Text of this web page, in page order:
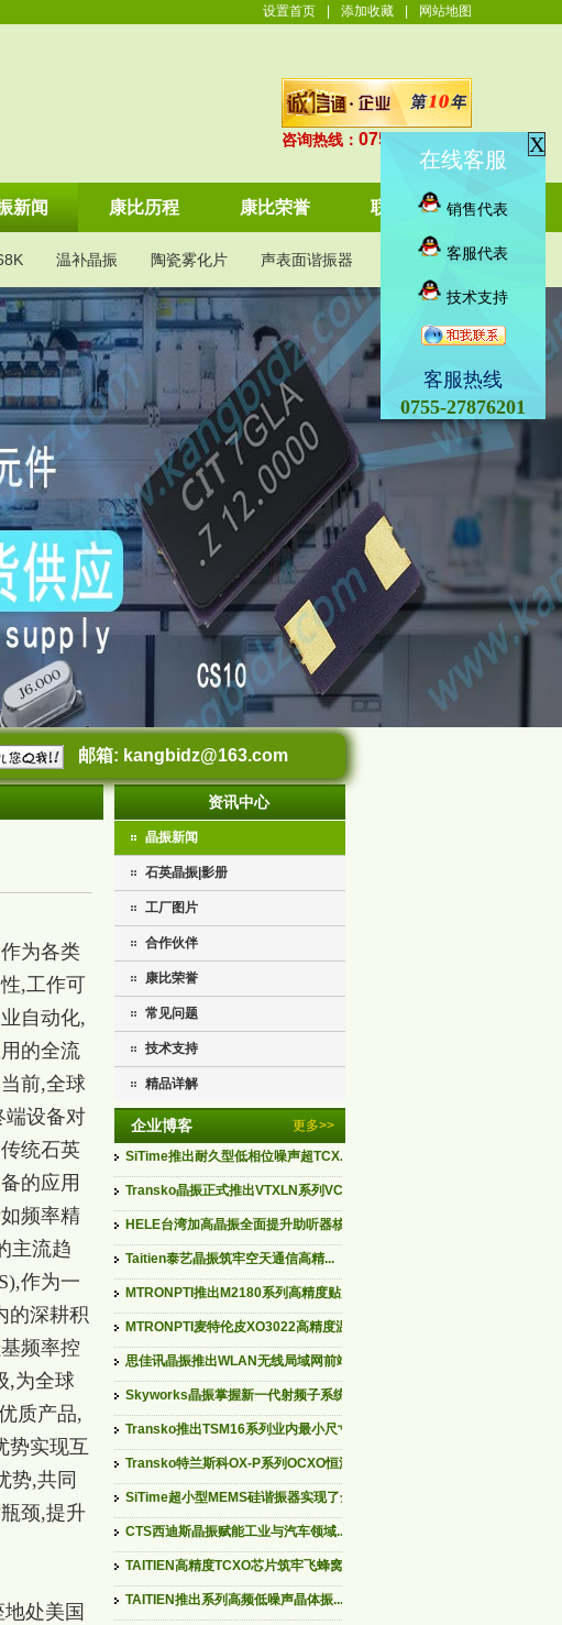
设置首页 添加收藏 网站地图
咨询热线： 0755-27876201
新闻 康比历程 康比荣誉 联系康比
温补晶振 陶瓷雾化片 声表面谐振器 KDS晶振
邮箱: kangbidz@163.com
资讯中心
晶振新闻
石英晶振|影册
工厂图片
合作伙伴
康比荣誉
常见问题
技术支持
精品详解
企业博客
更多>>
SiTime推出耐久型低相位噪声超TCX...
Transko晶振正式推出VTXLN系列VCT...
HELE台湾加高晶振全面提升助听器核...
Taitien泰艺晶振筑牢空天通信高精...
MTRONPTI推出M2180系列高精度贴片...
MTRONPTI麦特伦皮XO3022高精度温补...
思佳讯晶振推出WLAN无线局域网前端...
Skyworks晶振掌握新一代射频子系统...
Transko推出TSM16系列业内最小尺寸...
Transko特兰斯科OX-P系列OCXO恒温...
SiTime超小型MEMS硅谐振器实现了全...
CTS西迪斯晶振赋能工业与汽车领域...
TAITIEN高精度TCXO芯片筑牢飞蜂窝...
TAITIEN推出系列高频低噪声晶体振...
为各类
,工作可
自动化,
的全流
前,全球
端设备对
统石英
的应用
频率精
主流趋
作为一
的深耕积
频率控
,为全球
质产品,
势实现互
势,共同
颈,提升
处美国
在线客服
X
销售代表
客服代表
技术支持
客服热线
0755-27876201